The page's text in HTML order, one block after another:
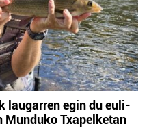
laugarren egin du euli-
Munduko Txapelketan